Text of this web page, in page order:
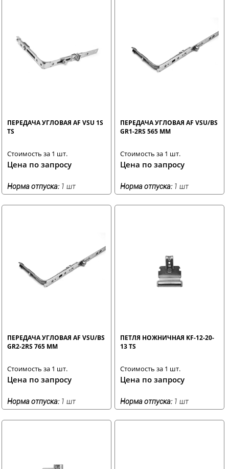
ПЕРЕДАЧА УГЛОВАЯ AF VSU 1S
TS
Стоимость за 1 шт.
Цена по запросу
Норма отпуска: 1 шт
ПЕРЕДАЧА УГЛОВАЯ AF VSU/BS
GR1-2RS 565 ММ
Стоимость за 1 шт.
Цена по запросу
Норма отпуска: 1 шт
ПЕРЕДАЧА УГЛОВАЯ AF VSU/BS
GR2-2RS 765 ММ
Стоимость за 1 шт.
Цена по запросу
Норма отпуска: 1 шт
ПЕТЛЯ НОЖНИЧНАЯ KF-12-20-
13 TS
Стоимость за 1 шт.
Цена по запросу
Норма отпуска: 1 шт